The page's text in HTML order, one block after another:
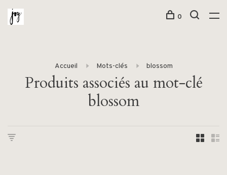
0
Accueil Mots-clés blossom
Produits associés au mot-clé
blossom